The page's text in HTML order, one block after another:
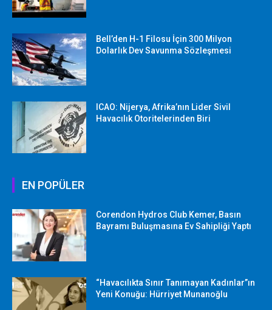
Bell’den H-1 Filosu İçin 300 Milyon
Dolarlık Dev Savunma Sözleşmesi
ICAO: Nijerya, Afrika’nın Lider Sivil
Havacılık Otoritelerinden Biri
EN POPÜLER
Corendon Hydros Club Kemer, Basın
Bayramı Buluşmasına Ev Sahipliği Yaptı
“Havacılıkta Sınır Tanımayan Kadınlar”ın
Yeni Konuğu: Hürriyet Munanoğlu